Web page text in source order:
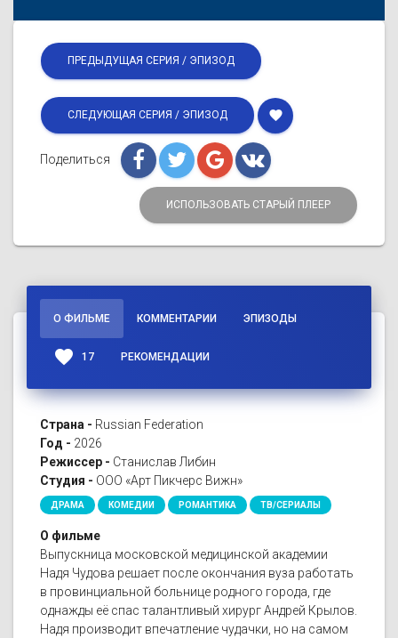
ПРЕДЫДУЩАЯ СЕРИЯ / ЭПИЗОД
СЛЕДУЮЩАЯ СЕРИЯ / ЭПИЗОД favorite
Поделиться
ИСПОЛЬЗОВАТЬ СТАРЫЙ ПЛЕЕР
О ФИЛЬМЕ КОММЕНТАРИИ ЭПИЗОДЫ
favorite 17 РЕКОМЕНДАЦИИ
Страна - Russian Federation
Год - 2026
Режиссер - Станислав Либин
Студия - ООО «Арт Пикчерс Вижн»
ДРАМА КОМЕДИИ РОМАНТИКА ТВ/СЕРИАЛЫ
О фильме
Выпускница московской медицинской академии
Надя Чудова решает после окончания вуза работать
в провинциальной больнице родного города, где
однажды её спас талантливый хирург Андрей Крылов.
Надя производит впечатление чудачки, но на самом